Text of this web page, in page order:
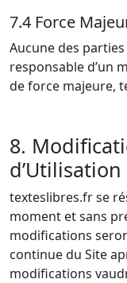
7.4 Force
Aucune des
responsable d’un
de force majeure,
8.
d’Utilisation
texteslibres.fr se
moment et sans
modifications
continue du Site
modifications